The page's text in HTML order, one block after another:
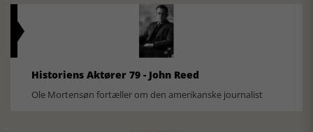
Historiens Aktører 79 - John Reed
Ole Mortensøn fortæller om den amerikanske journalist